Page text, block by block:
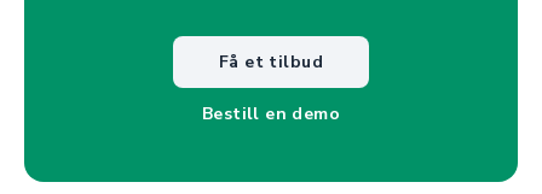
Få et tilbud
Bestill en demo